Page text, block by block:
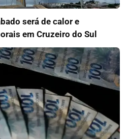
será de calor e
em Cruzeiro do Sul